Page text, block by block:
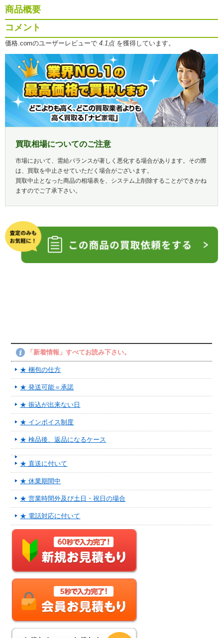
商品概要
コメント
価格.comのユーザーレビューで 4.1点を獲得しています。
買取相場についてのご注意
市場において、需給バランスが著しく悪化する場合があります。その際
は、買取を中止させていただく場合がございます。
買取中止となった商品の相場表を、システム上削除することができかね
ますのでご了承下さい。
「新着情報」すべてお読み下さい。
★ 梱包の仕方
★ 発送可能＝承諾
★ 振込が出来ない日
★ インボイス制度
★ 検品後、返品になるケース
★ 直送に付いて
★ 休業期間中
★ 営業時間外及び土日・祝日の場合
★ 電話対応に付いて